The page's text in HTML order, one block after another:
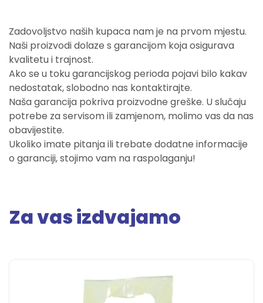
Zadovoljstvo naših kupaca nam je na prvom mjestu.
Naši proizvodi dolaze s garancijom koja osigurava
kvalitetu i trajnost.
Ako se u toku garancijskog perioda pojavi bilo kakav
nedostatak, slobodno nas kontaktirajte.
Naša garancija pokriva proizvodne greške. U slučaju
potrebe za servisom ili zamjenom, molimo vas da nas
obavijestite.
Ukoliko imate pitanja ili trebate dodatne informacije
o garanciji, stojimo vam na raspolaganju!
Za vas izdvajamo